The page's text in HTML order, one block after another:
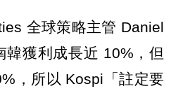
全球策略主管 Daniel
韓獲利成長近 10%，但
，所以 Kospi「註定要